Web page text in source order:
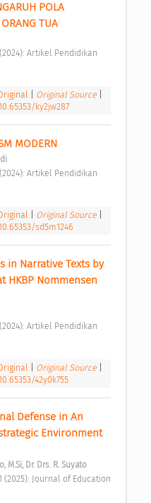
POLA
TUA
Original Source
ky2jw287
MODERN
Original Source
sd5m1246
in Narrative Texts by
HKBP Nommensen
Original Source
42y0k755
Defense in An
Environment
M.Si, Dr. Drs. R. Suyato